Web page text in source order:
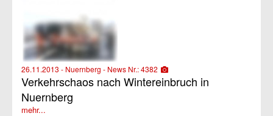
26.11.2013 - Nuernberg - News Nr.: 4382
Verkehrschaos nach Wintereinbruch in
Nuernberg
mehr...